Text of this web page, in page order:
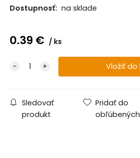
Dostupnosť: na sklade
0.39 € ks
Sledovať
produkt
Pridať do
obľúbených